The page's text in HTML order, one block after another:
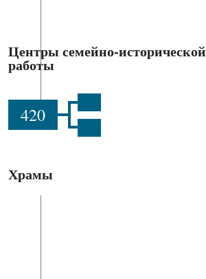
Центры семейно-исторической
работы
420
Храмы